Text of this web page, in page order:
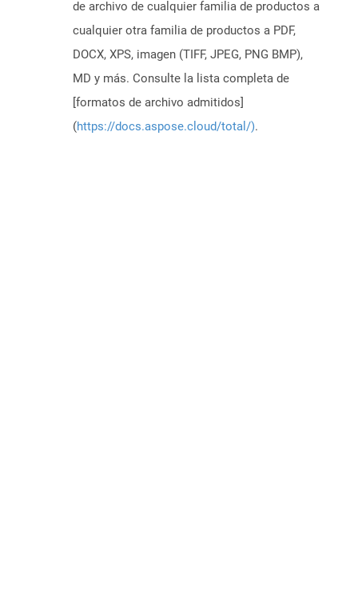
de archivo de cualquier familia de productos a
cualquier otra familia de productos a PDF,
DOCX, XPS, imagen (TIFF, JPEG, PNG BMP),
MD y más. Consulte la lista completa de
[formatos de archivo admitidos]
(https://docs.aspose.cloud/total/).